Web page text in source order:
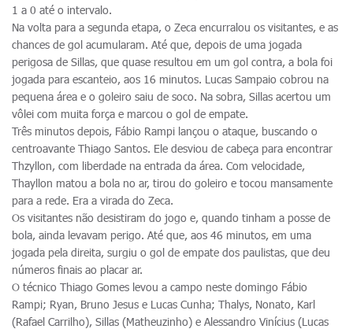
1 a 0 até o intervalo.
Na volta para a segunda etapa, o Zeca encurralou os visitantes, e as
chances de gol acumularam. Até que, depois de uma jogada
perigosa de Sillas, que quase resultou em um gol contra, a bola foi
jogada para escanteio, aos 16 minutos. Lucas Sampaio cobrou na
pequena área e o goleiro saiu de soco. Na sobra, Sillas acertou um
vôlei com muita força e marcou o gol de empate.
Três minutos depois, Fábio Rampi lançou o ataque, buscando o
centroavante Thiago Santos. Ele desviou de cabeça para encontrar
Thzyllon, com liberdade na entrada da área. Com velocidade,
Thayllon matou a bola no ar, tirou do goleiro e tocou mansamente
para a rede. Era a virada do Zeca.
Os visitantes não desistiram do jogo e, quando tinham a posse de
bola, ainda levavam perigo. Até que, aos 46 minutos, em uma
jogada pela direita, surgiu o gol de empate dos paulistas, que deu
números finais ao placar ar.
O técnico Thiago Gomes levou a campo neste domingo Fábio
Rampi; Ryan, Bruno Jesus e Lucas Cunha; Thalys, Nonato, Karl
(Rafael Carrilho), Sillas (Matheuzinho) e Alessandro Vinícius (Lucas